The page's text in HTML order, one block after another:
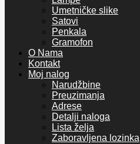
Umetničke slike
Satovi
Penkala
Gramofon
O Nama
Kontakt
Moj nalog
Narudžbine
Preuzimanja
Adrese
Detalji naloga
Lista želja
Zaboravljena lozinka